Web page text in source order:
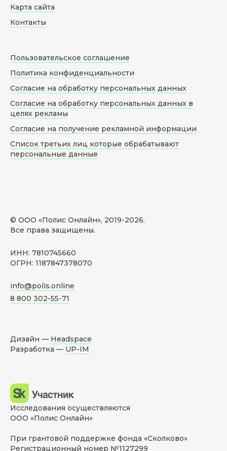
© ООО «Полис Онлайн», 2019-2026.
Все права защищены.
ИНН: 7810745660
ОГРН: 1187847378070
info@polis.online
8 800 302-55-71
Карта сайта
Контакты
Пользовательское соглашение
Политика конфиденциальности
Согласие на обработку персональных данных
Согласие на обработку персональных данных в
целях рекламы
Согласие на получение рекламной информации
Список третьих лиц которые обрабатывают
персональные данные
Дизайн — Headspace
Разработка — UP-IM
Исследования осуществляются
ООО «Полис Онлайн»
При грантовой поддержке фонда «Сколково»
Регистрационный номер №1127299